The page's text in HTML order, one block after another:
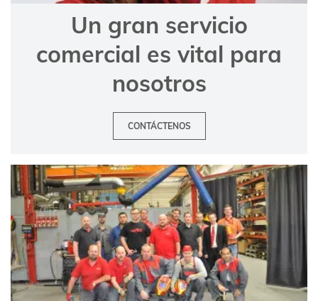
Un gran servicio
comercial es vital para
nosotros
CONTÁCTENOS